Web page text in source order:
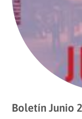
Boletín Junio